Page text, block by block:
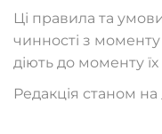
Ці правила та
чинності з моменту
діють до моменту
Редакція станом